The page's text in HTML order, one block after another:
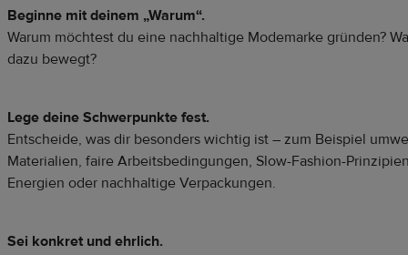
Beginne mit deinem „Warum“.
Warum möchtest du eine nachhaltige Modemarke gründen?
dazu bewegt?
Lege deine Schwerpunkte fest.
Entscheide, was dir besonders wichtig ist – zum Beispiel
Materialien, faire Arbeitsbedingungen, Slow-Fashion-
Energien oder nachhaltige Verpackungen.
Sei konkret und ehrlich.